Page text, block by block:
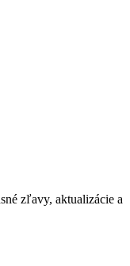
zľavy, aktualizácie a